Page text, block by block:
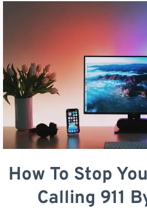
How To Stop
Calling 911